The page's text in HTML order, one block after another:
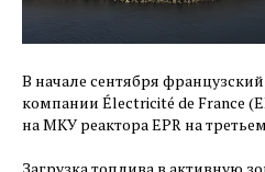
В начале сентября
компании Électricité de France
на МКУ реактора EPR на